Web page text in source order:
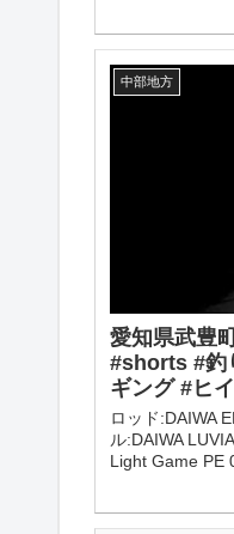
中部地方
愛知県武豊
#shorts #釣
ギング #ヒ
ロッド:DAIWA
ル:DAIWA
Light Game PE